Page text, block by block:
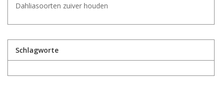
Dahliasoorten zuiver houden
Schlagworte